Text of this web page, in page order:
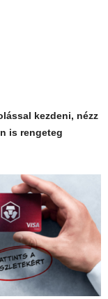
kezdeni, nézz
is rengeteg